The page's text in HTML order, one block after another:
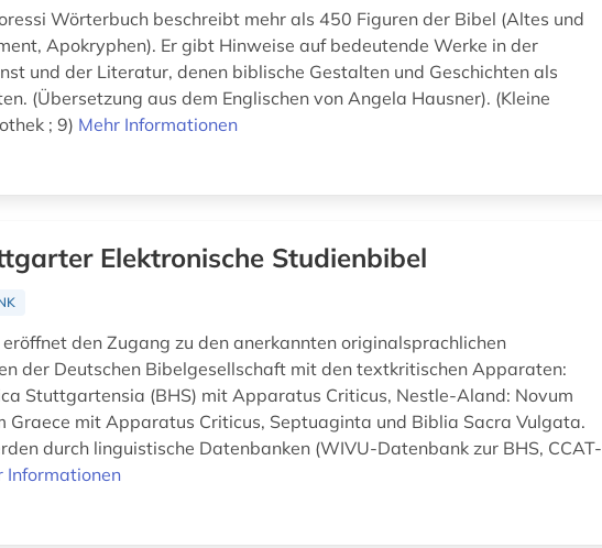
Wörterbuch beschreibt mehr als 450 Figuren der Bibel (Altes und
Apokryphen). Er gibt Hinweise auf bedeutende Werke in der
und der Literatur, denen biblische Gestalten und Geschichten als
(Übersetzung aus dem Englischen von Angela Hausner). (Kleine
; 9) Mehr Informationen
Elektronische Studienbibel
eröffnet den Zugang zu den anerkannten originalsprachlichen
der Deutschen Bibelgesellschaft mit den textkritischen Apparaten:
Stuttgartensia (BHS) mit Apparatus Criticus, Nestle-Aland: Novum
Graece mit Apparatus Criticus, Septuaginta und Biblia Sacra Vulgata.
durch linguistische Datenbanken (WIVU-Datenbank zur BHS, CCAT-
Informationen